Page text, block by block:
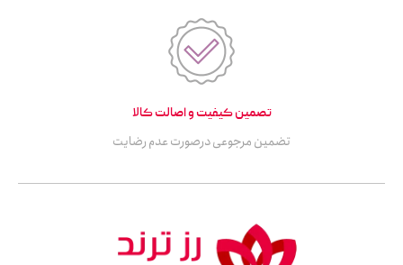
تصمین کیفیت و اصالت کالا
تضمین مرجوعی درصورت عدم رضایت